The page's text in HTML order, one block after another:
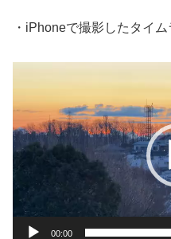
・iPhoneで撮影したタイ
レ
00:00